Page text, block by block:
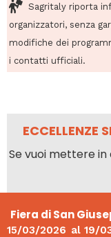
Sagritaly riporta
organizzatori, senza
modifiche dei
i contatti ufficiali.
ECCELLENZE
Se vuoi mettere in
Fiera di San
15/03/2026 al 19/